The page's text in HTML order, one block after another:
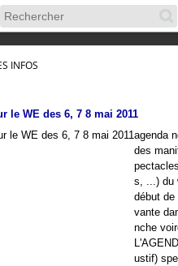
INFOS
le WE des 6, 7 8 mai 2011
agenda
des
s, ...) du
début de
vante
nche
ustif)